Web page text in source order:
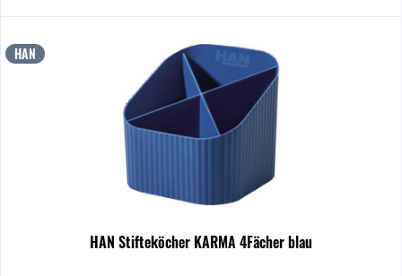
HAN
HAN Stifteköcher KARMA 4Fächer blau